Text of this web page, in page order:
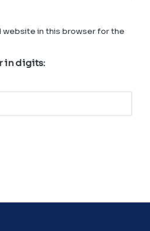
website in this browser for the
in digits: